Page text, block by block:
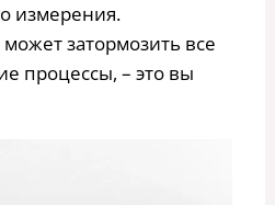
измерения.
затормозить все
процессы, – это вы